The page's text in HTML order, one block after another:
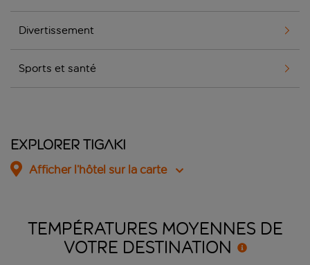
Divertissement
Sports et santé
Explorer Tigaki
Afficher l’hôtel sur la carte
TEMPÉRATURES MOYENNES DE
VOTRE DESTINATION